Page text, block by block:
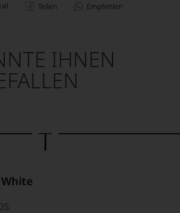
Teilen Empfehlen
IHNEN